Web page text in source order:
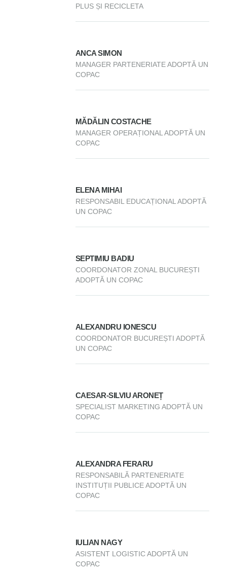
PLUS ȘI RECICLETA
ANCA SIMON
MANAGER PARTENERIATE ADOPTĂ UN
COPAC
MĂDĂLIN COSTACHE
MANAGER OPERAȚIONAL ADOPTĂ UN
COPAC
ELENA MIHAI
RESPONSABIL EDUCAȚIONAL ADOPTĂ
UN COPAC
SEPTIMIU BADIU
COORDONATOR ZONAL BUCUREȘTI
ADOPTĂ UN COPAC
ALEXANDRU IONESCU
COORDONATOR BUCUREȘTI ADOPTĂ
UN COPAC
CAESAR-SILVIU ARONEȚ
SPECIALIST MARKETING ADOPTĂ UN
COPAC
ALEXANDRA FERARU
RESPONSABILĂ PARTENERIATE
INSTITUȚII PUBLICE ADOPTĂ UN
COPAC
IULIAN NAGY
ASISTENT LOGISTIC ADOPTĂ UN
COPAC